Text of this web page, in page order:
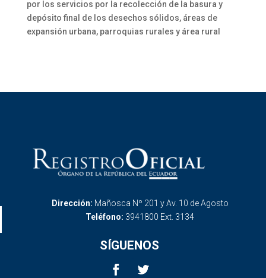
por los servicios por la recolección de la basura y
depósito final de los desechos sólidos, áreas de
expansión urbana, parroquias rurales y área rural
Dirección: Mañosca Nº 201 y Av. 10 de Agosto
Teléfono: 3941800 Ext. 3134
SÍGUENOS